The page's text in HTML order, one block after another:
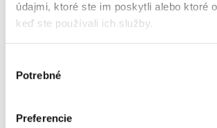
údajmi, ktoré ste im poskytli alebo ktoré
keď ste používali ich služby.
súhlasu
Potrebné
Preferencie
Programy komunitného rozvoja
Politika udržateľnosti v riadení dodávateľského